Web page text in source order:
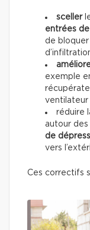
sceller
entrées
de
exemple
ventilateur
réduire
autour
de
vers
Ces correctifs